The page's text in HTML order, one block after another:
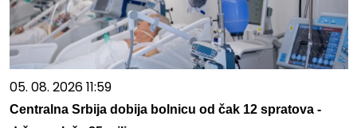
05. 08. 2026 11:59
Centralna Srbija dobija bolnicu od čak 12 spratova -